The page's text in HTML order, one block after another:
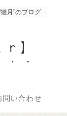
月”のブログ
】
問い合わせ